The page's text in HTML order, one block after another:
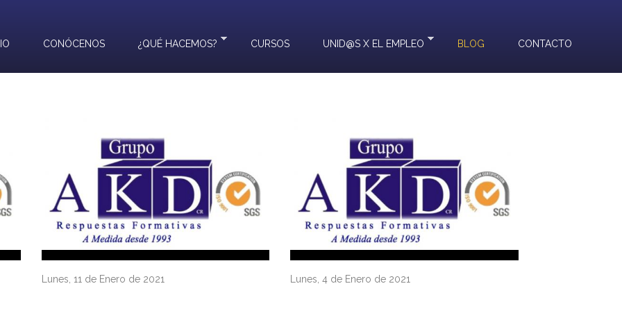
CONÓCENOS ¿QUÉ HACEMOS? CURSOS UNID@S X EL EMPLEO BLOG CONTACTO
Lunes, 11 de Enero de 2021 Lunes, 4 de Enero de 2021